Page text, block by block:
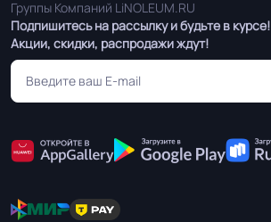
Подпишитесь на рассылку и будьте в курсе!
Акции, скидки, распродажи ждут!
Группы Компаний LiNOLEUM.RU